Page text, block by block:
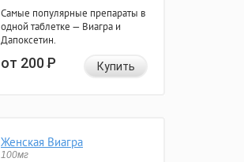
Самые популярные препараты в
одной таблетке — Виагра и
Дапоксетин.
от 200Р Купить
Женская Виагра
100мг